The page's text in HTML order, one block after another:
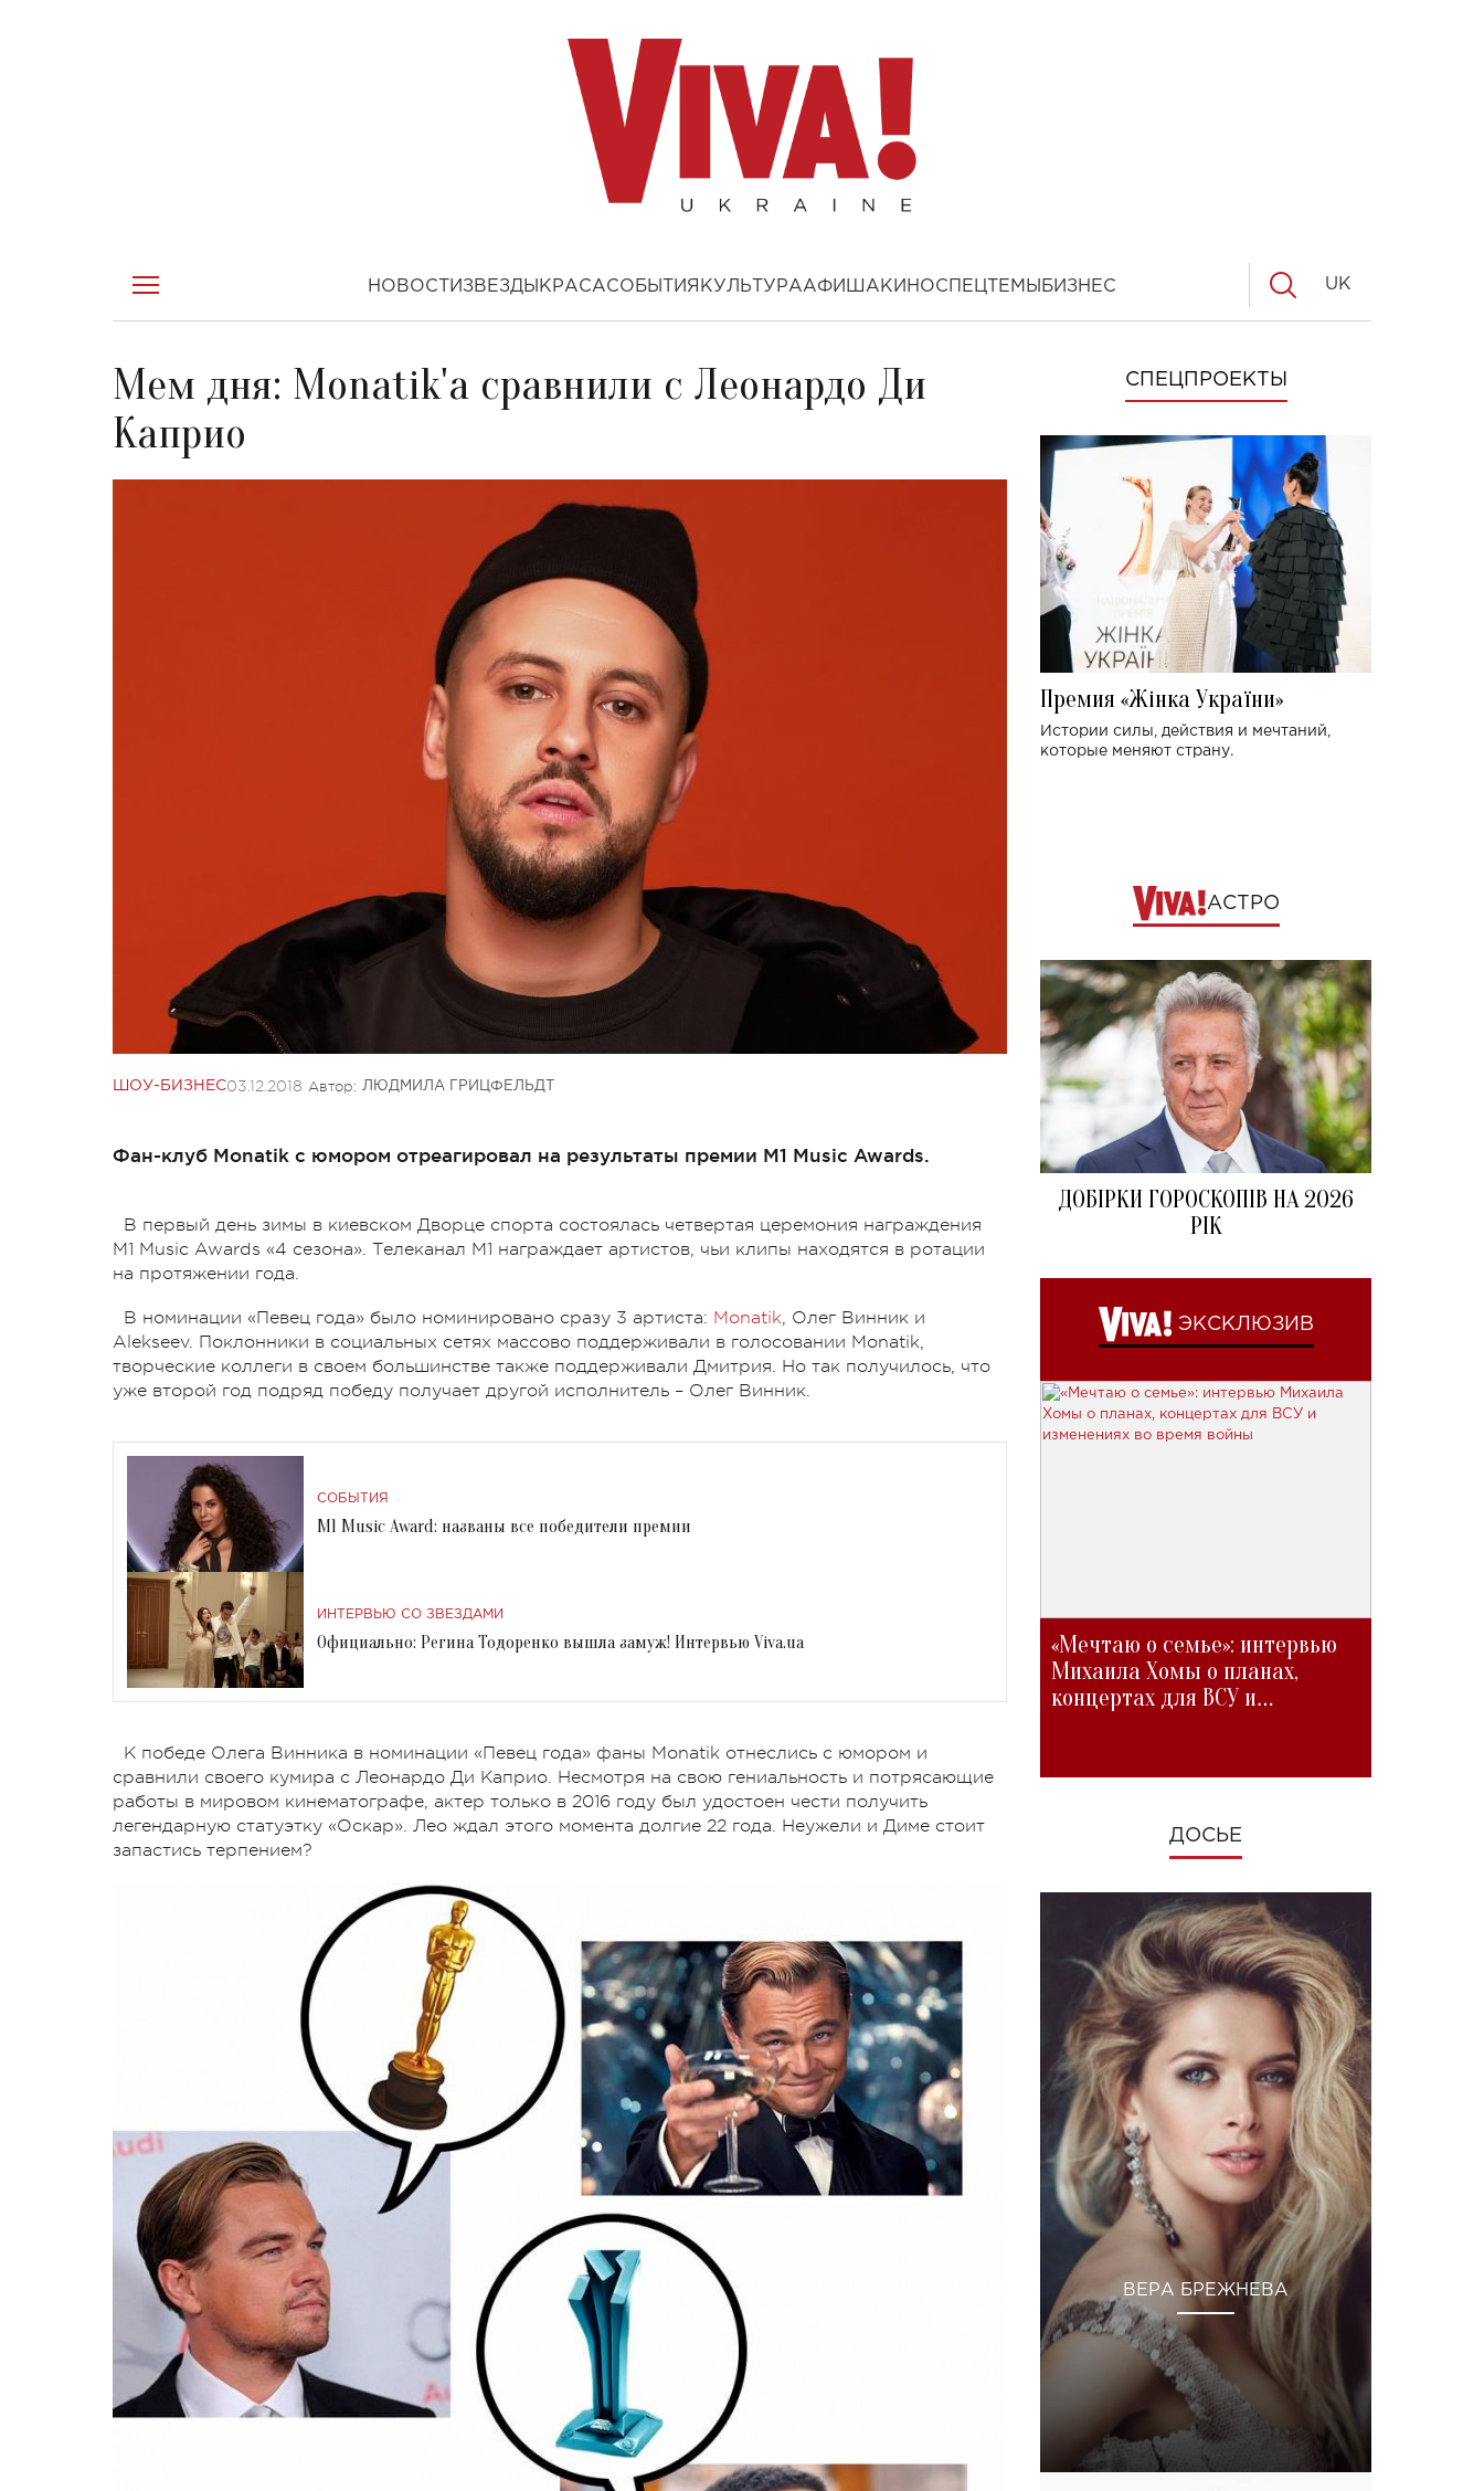
НОВОСТИ ЗВЕЗДЫ КРАСАСОБЫТИЯ КУЛЬТУРААФИША КИНОСПЕЦТЕМЫ БИЗНЕС UK
Мем дня: Monatik'а сравнили с Леонардо Ди
Каприо
ШОУ-БИЗНЕС03.12.2018 Автор: ЛЮДМИЛА ГРИЦФЕЛЬДТ
Фан-клуб Monatik с юмором отреагировал на результаты премии M1 Music Awards.
В первый день зимы в киевском Дворце спорта состоялась четвертая церемония награждения
M1 Music Awards «4 сезона». Телеканал М1 награждает артистов, чьи клипы находятся в ротации
на протяжении года.
В номинации «Певец года» было номинировано сразу 3 артиста: Monatik, Олег Винник и
Alekseev. Поклонники в социальных сетях массово поддерживали в голосовании Monatik,
творческие коллеги в своем большинстве также поддерживали Дмитрия. Но так получилось, что
уже второй год подряд победу получает другой исполнитель – Олег Винник.
СОБЫТИЯ
M1 Music Award: названы все победители премии
ИНТЕРВЬЮ СО ЗВЕЗДАМИ
Официально: Регина Тодоренко вышла замуж! Интервью Viva.ua
К победе Олега Винника в номинации «Певец года» фаны Monatik отнеслись с юмором и
сравнили своего кумира с Леонардо Ди Каприо. Несмотря на свою гениальность и потрясающие
работы в мировом кинематографе, актер только в 2016 году был удостоен чести получить
легендарную статуэтку «Оскар». Лео ждал этого момента долгие 22 года. Неужели и Диме стоит
запастись терпением?
СПЕЦПРОЕКТЫ
Премия «Жінка України»
Истории силы, действия и мечтаний,
которые меняют страну.
АСТРО
ДОБІРКИ ГОРОСКОПІВ НА 2026
РІК
ЭКСКЛЮЗИВ
«Мечтаю о семье»: интервью
Михаила Хомы о планах,
концертах для ВСУ и
ДОСЬЕ
ВЕРА БРЕЖНЕВА